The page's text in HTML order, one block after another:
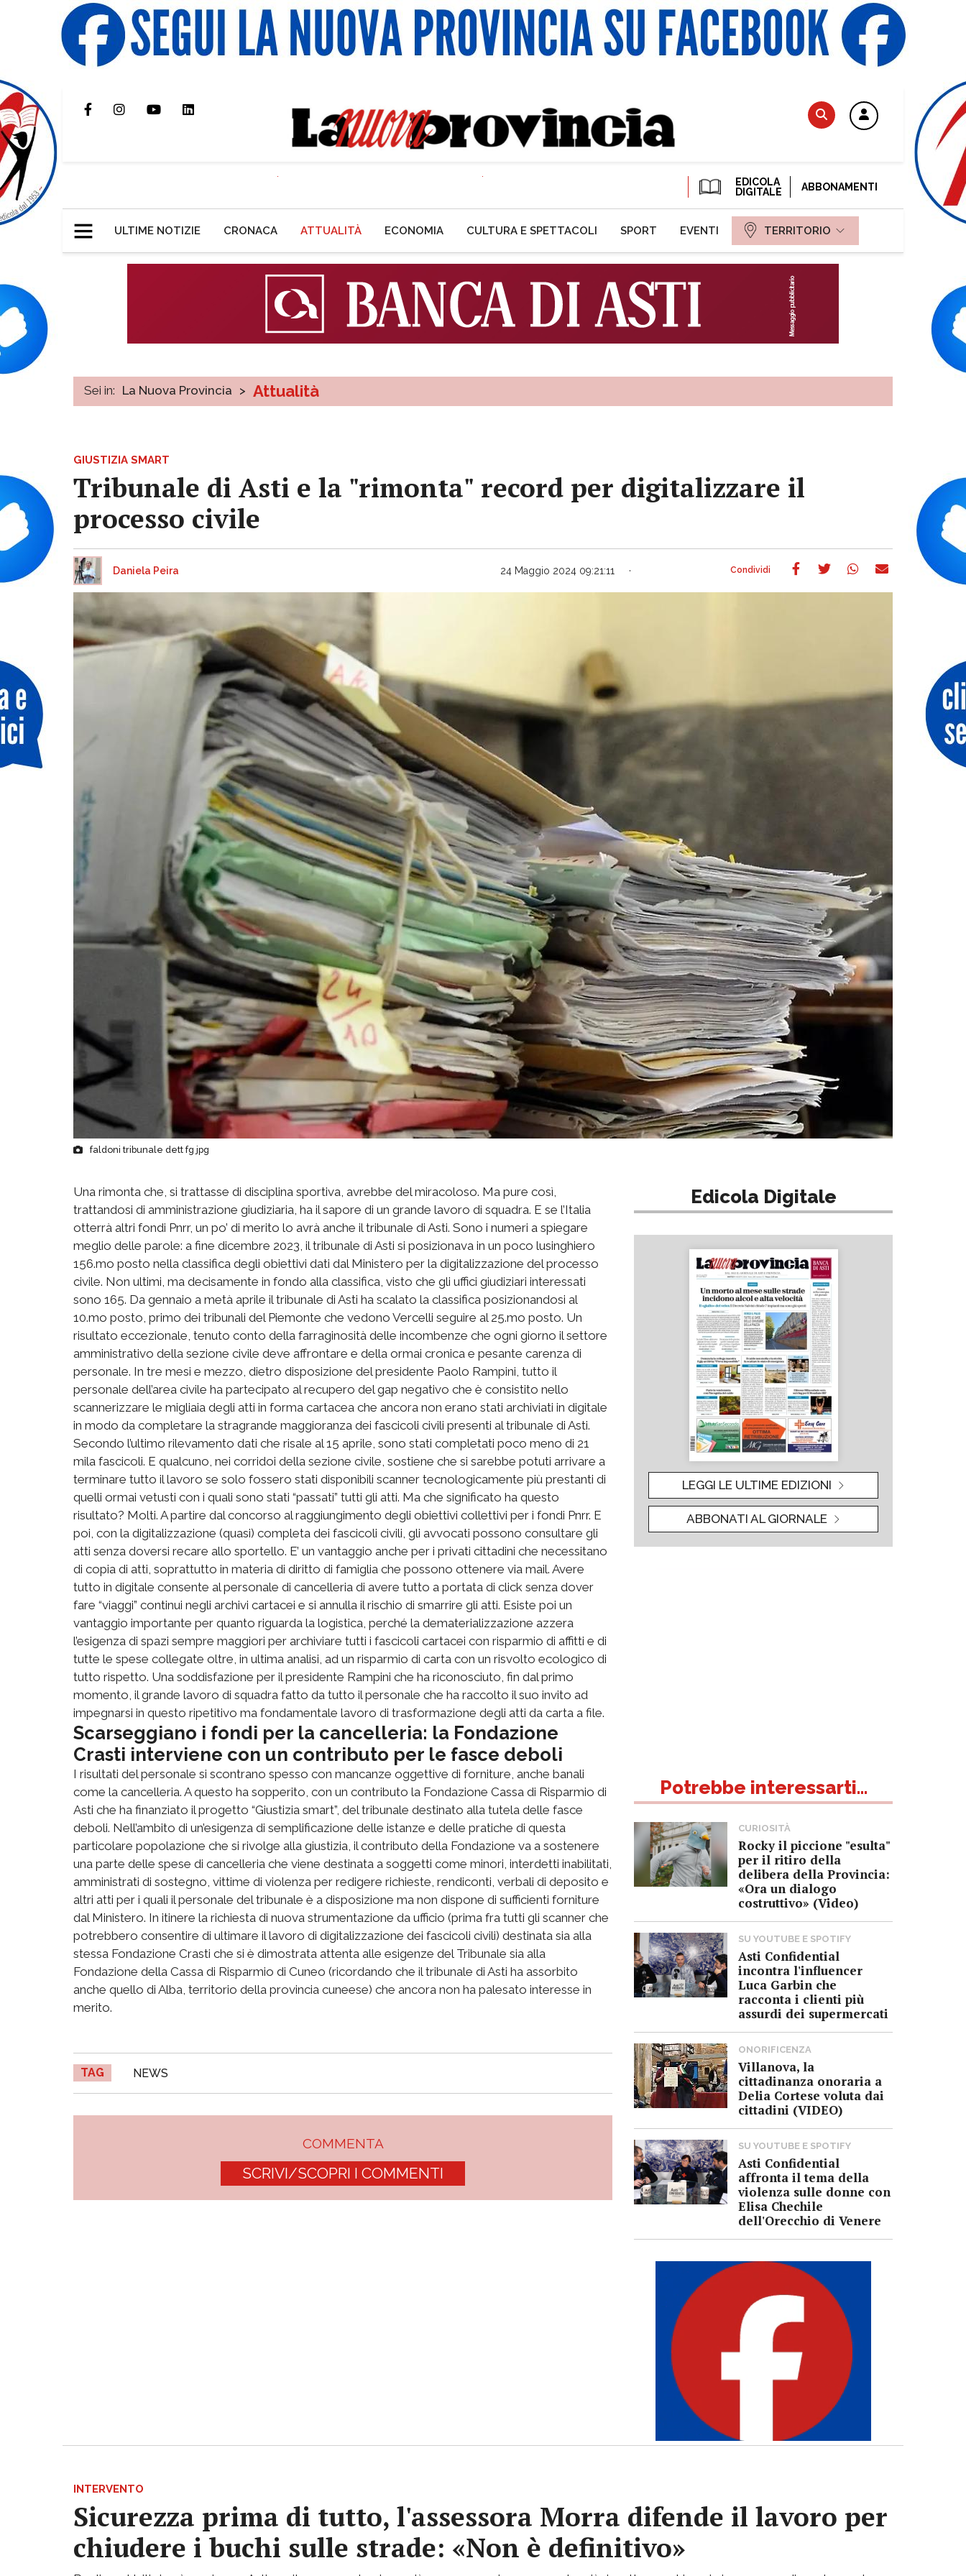
EDICOLA
DIGITALE
ABBONAMENTI
ULTIME NOTIZIE CRONACA ATTUALITÀ ECONOMIA CULTURA E SPETTACOLI SPORT EVENTI TERRITORIO
Sei in: La Nuova Provincia > Attualità
GIUSTIZIA SMART
Tribunale di Asti e la "rimonta" record per digitalizzare il
processo civile
Daniela Peira 24 Maggio 2024 09:21:11
faldoni tribunale dett fg jpg
Una rimonta che, si trattasse di disciplina sportiva, avrebbe del miracoloso. Ma pure così,
trattandosi di amministrazione giudiziaria, ha il sapore di un grande lavoro di squadra. E se l’Italia
otterrà altri fondi Pnrr, un po’ di merito lo avrà anche il tribunale di Asti. Sono i numeri a spiegare
meglio delle parole: a fine dicembre 2023, il tribunale di Asti si posizionava in un poco lusinghiero
156.mo posto nella classifica degli obiettivi dati dal Ministero per la digitalizzazione del processo
civile. Non ultimi, ma decisamente in fondo alla classifica, visto che gli uffici giudiziari interessati
sono 165. Da gennaio a metà aprile il tribunale di Asti ha scalato la classifica posizionandosi al
10.mo posto, primo dei tribunali del Piemonte che vedono Vercelli seguire al 25.mo posto. Un
risultato eccezionale, tenuto conto della farraginosità delle incombenze che ogni giorno il settore
amministrativo della sezione civile deve affrontare e della ormai cronica e pesante carenza di
personale. In tre mesi e mezzo, dietro disposizione del presidente Paolo Rampini, tutto il
personale dell’area civile ha partecipato al recupero del gap negativo che è consistito nello
scannerizzare le migliaia degli atti in forma cartacea che ancora non erano stati archiviati in digitale
in modo da completare la stragrande maggioranza dei fascicoli civili presenti al tribunale di Asti.
Secondo l’ultimo rilevamento dati che risale al 15 aprile, sono stati completati poco meno di 21
mila fascicoli. E qualcuno, nei corridoi della sezione civile, sostiene che si sarebbe potuti arrivare a
terminare tutto il lavoro se solo fossero stati disponibili scanner tecnologicamente più prestanti di
quelli ormai vetusti con i quali sono stati “passati” tutti gli atti. Ma che significato ha questo
risultato? Molti. A partire dal concorso al raggiungimento degli obiettivi collettivi per i fondi Pnrr. E
poi, con la digitalizzazione (quasi) completa dei fascicoli civili, gli avvocati possono consultare gli
atti senza doversi recare allo sportello. E’ un vantaggio anche per i privati cittadini che necessitano
di copia di atti, soprattutto in materia di diritto di famiglia che possono ottenere via mail. Avere
tutto in digitale consente al personale di cancelleria di avere tutto a portata di click senza dover
fare “viaggi” continui negli archivi cartacei e si annulla il rischio di smarrire gli atti. Esiste poi un
vantaggio importante per quanto riguarda la logistica, perché la dematerializzazione azzera
l’esigenza di spazi sempre maggiori per archiviare tutti i fascicoli cartacei con risparmio di affitti e di
tutte le spese collegate oltre, in ultima analisi, ad un risparmio di carta con un risvolto ecologico di
tutto rispetto. Una soddisfazione per il presidente Rampini che ha riconosciuto, fin dal primo
momento, il grande lavoro di squadra fatto da tutto il personale che ha raccolto il suo invito ad
impegnarsi in questo ripetitivo ma fondamentale lavoro di trasformazione degli atti da carta a file.
Scarseggiano i fondi per la cancelleria: la Fondazione
Crasti interviene con un contributo per le fasce deboli
I risultati del personale si scontrano spesso con mancanze oggettive di forniture, anche banali
come la cancelleria. A questo ha sopperito, con un contributo la Fondazione Cassa di Risparmio di
Asti che ha finanziato il progetto “Giustizia smart”, del tribunale destinato alla tutela delle fasce
deboli. Nell’ambito di un’esigenza di semplificazione delle istanze e delle pratiche di questa
particolare popolazione che si rivolge alla giustizia, il contributo della Fondazione va a sostenere
una parte delle spese di cancelleria che viene destinata a soggetti come minori, interdetti inabilitati,
amministrati di sostegno, vittime di violenza per redigere richieste, rendiconti, verbali di deposito e
altri atti per i quali il personale del tribunale è a disposizione ma non dispone di sufficienti forniture
dal Ministero. In itinere la richiesta di nuova strumentazione da ufficio (prima fra tutti gli scanner che
potrebbero consentire di ultimare il lavoro di digitalizzazione dei fascicoli civili) destinata sia alla
stessa Fondazione Crasti che si è dimostrata attenta alle esigenze del Tribunale sia alla
Fondazione della Cassa di Risparmio di Cuneo (ricordando che il tribunale di Asti ha assorbito
anche quello di Alba, territorio della provincia cuneese) che ancora non ha palesato interesse in
merito.
TAG NEWS
COMMENTA
SCRIVI/SCOPRI I COMMENTI
Edicola Digitale
LEGGI LE ULTIME EDIZIONI
ABBONATI AL GIORNALE
Potrebbe interessarti...
CURIOSITÀ
Rocky il piccione "esulta"
per il ritiro della
delibera della Provincia:
«Ora un dialogo
costruttivo» (Video)
SU YOUTUBE E SPOTIFY
Asti Confidential
incontra l'influencer
Luca Garbin che
racconta i clienti più
assurdi dei supermercati
ONORIFICENZA
Villanova, la
cittadinanza onoraria a
Delia Cortese voluta dai
cittadini (VIDEO)
SU YOUTUBE E SPOTIFY
Asti Confidential
affronta il tema della
violenza sulle donne con
Elisa Chechile
dell'Orecchio di Venere
INTERVENTO
Sicurezza prima di tutto, l'assessora Morra difende il lavoro per
chiudere i buchi sulle strade: «Non è definitivo»